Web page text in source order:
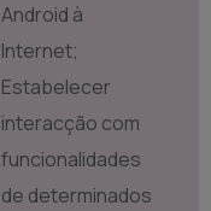
Android à
Internet;
Estabelecer
interacção com
funcionalidades
de determinados